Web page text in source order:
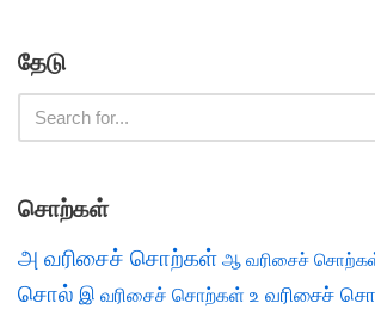
தேடு
சொற்கள்
அ வரிசைச் சொற்கள் ஆ வரிசைச்
சொல் இ வரிசைச் சொற்கள் உ வரிசைச்